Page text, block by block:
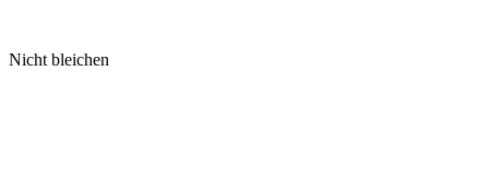
Nicht bleichen